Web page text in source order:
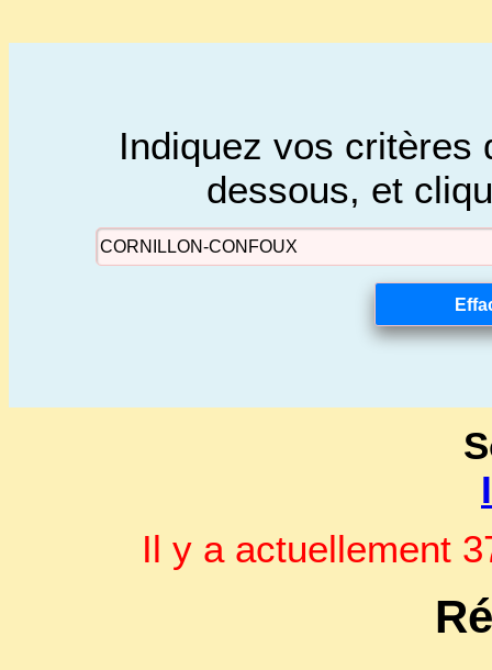
Indiquez vos critères
dessous, et
Il y a actuellement